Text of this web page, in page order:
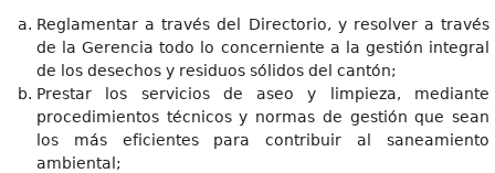
Reglamentar a través del Directorio, y resolver a través
de la Gerencia todo lo concerniente a la gestión integral
de los desechos y residuos sólidos del cantón;
Prestar los servicios de aseo y limpieza, mediante
procedimientos técnicos y normas de gestión que sean
los más eficientes para contribuir al saneamiento
ambiental;